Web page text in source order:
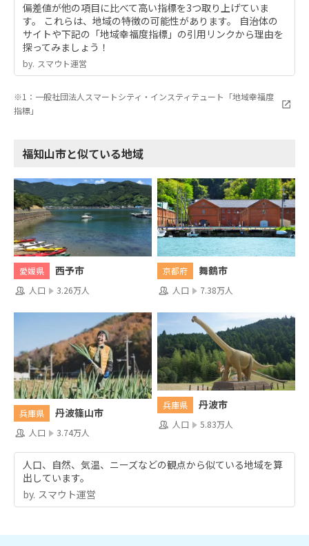
偏差値が他の項目に比べて高い指標を3つ取り上げていま
す。 これらは、地域の特徴の可能性があります。 自治体の
サイトや下記の「地域幸福度指標」の引用リンクから理由を
探ってみましょう！
by.︎ スマウト運営
※1：一般社団法人スマートシティ・インスティテュート「地域幸福度
指標」
福知山市と似ている地域
愛媛県 西予市
人口 3.26万人
京都府 舞鶴市
人口 7.38万人
兵庫県 丹波篠山市
人口 3.74万人
兵庫県 丹波市
人口 5.83万人
人口、自然、気温、ニーズなどの観点から似ている地域を算
出しています。
by.︎ スマウト運営